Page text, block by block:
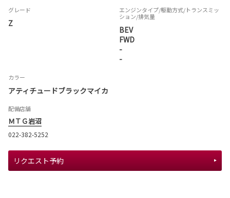
グレード
Z
エンジンタイプ/駆動方式/トランスミッ
ション/排気量
BEV
FWD
-
-
カラー
アティチュードブラックマイカ
配備店舗
ＭＴＧ岩沼
022-382-5252
リクエスト予約